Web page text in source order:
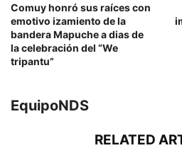
Comuy honró sus raíces con
emotivo izamiento de la
bandera Mapuche a dias de
la celebración del “We
tripantu”
EquipoNDS
RELATED